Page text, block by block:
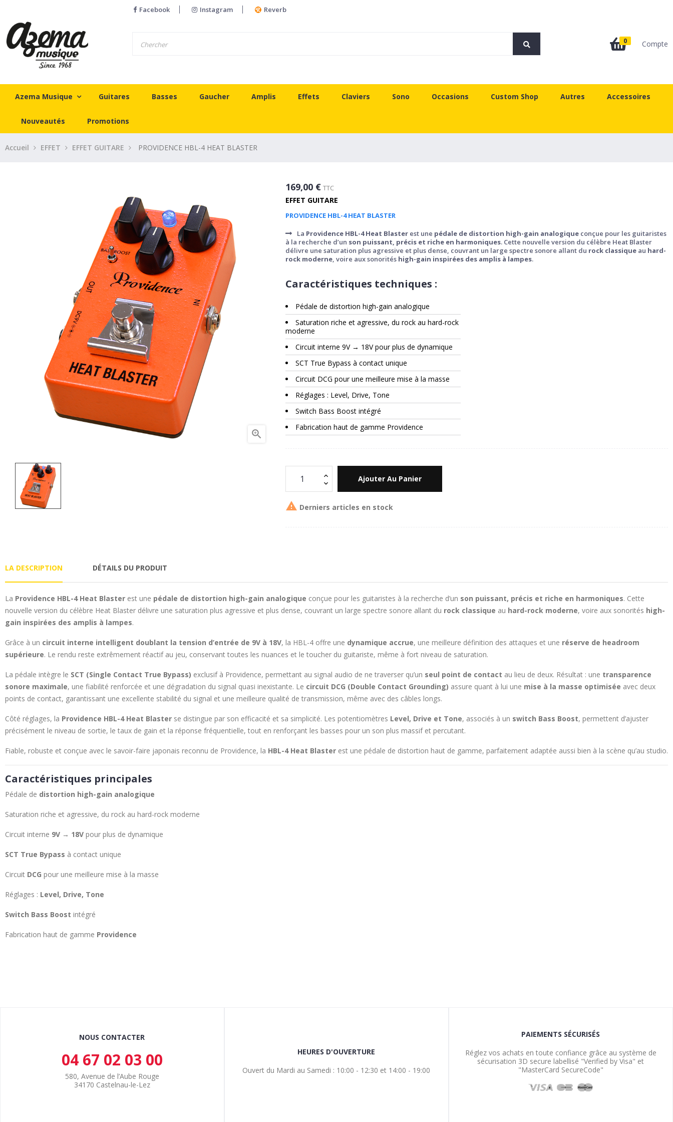
Facebook Instagram Reverb
0 Compte
Azema Musique Guitares Basses Gaucher Amplis Effets Claviers Sono Occasions Custom Shop Autres Accessoires
Nouveautés Promotions
Accueil EFFET EFFET GUITARE PROVIDENCE HBL-4 HEAT BLASTER

169,00 € TTC
EFFET GUITARE
PROVIDENCE HBL-4 HEAT BLASTER
La Providence HBL-4 Heat Blaster est une pédale de distortion high-gain analogique conçue pour les guitaristes
à la recherche d’un son puissant, précis et riche en harmoniques. Cette nouvelle version du célèbre Heat Blaster
délivre une saturation plus agressive et plus dense, couvrant un large spectre sonore allant du rock classique au hard-
rock moderne, voire aux sonorités high-gain inspirées des amplis à lampes.
Caractéristiques techniques :
Pédale de distortion high-gain analogique
Saturation riche et agressive, du rock au hard-rock
moderne
Circuit interne 9V → 18V pour plus de dynamique
SCT True Bypass à contact unique
Circuit DCG pour une meilleure mise à la masse
Réglages : Level, Drive, Tone
Switch Bass Boost intégré
Fabrication haut de gamme Providence
Ajouter Au Panier
 Derniers articles en stock
LA DESCRIPTION DÉTAILS DU PRODUIT
La Providence HBL-4 Heat Blaster est une pédale de distortion high-gain analogique conçue pour les guitaristes à la recherche d’un son puissant, précis et riche en harmoniques. Cette
nouvelle version du célèbre Heat Blaster délivre une saturation plus agressive et plus dense, couvrant un large spectre sonore allant du rock classique au hard-rock moderne, voire aux sonorités high-
gain inspirées des amplis à lampes.
Grâce à un circuit interne intelligent doublant la tension d’entrée de 9V à 18V, la HBL-4 offre une dynamique accrue, une meilleure définition des attaques et une réserve de headroom
supérieure. Le rendu reste extrêmement réactif au jeu, conservant toutes les nuances et le toucher du guitariste, même à fort niveau de saturation.
La pédale intègre le SCT (Single Contact True Bypass) exclusif à Providence, permettant au signal audio de ne traverser qu’un seul point de contact au lieu de deux. Résultat : une transparence
sonore maximale, une fiabilité renforcée et une dégradation du signal quasi inexistante. Le circuit DCG (Double Contact Grounding) assure quant à lui une mise à la masse optimisée avec deux
points de contact, garantissant une excellente stabilité du signal et une meilleure qualité de transmission, même avec des câbles longs.
Côté réglages, la Providence HBL-4 Heat Blaster se distingue par son efficacité et sa simplicité. Les potentiomètres Level, Drive et Tone, associés à un switch Bass Boost, permettent d’ajuster
précisément le niveau de sortie, le taux de gain et la réponse fréquentielle, tout en renforçant les basses pour un son plus massif et percutant.
Fiable, robuste et conçue avec le savoir-faire japonais reconnu de Providence, la HBL-4 Heat Blaster est une pédale de distortion haut de gamme, parfaitement adaptée aussi bien à la scène qu’au studio.
Caractéristiques principales
Pédale de distortion high-gain analogique
Saturation riche et agressive, du rock au hard-rock moderne
Circuit interne 9V → 18V pour plus de dynamique
SCT True Bypass à contact unique
Circuit DCG pour une meilleure mise à la masse
Réglages : Level, Drive, Tone
Switch Bass Boost intégré
Fabrication haut de gamme Providence
NOUS CONTACTER
04 67 02 03 00
580, Avenue de l’Aube Rouge
34170 Castelnau-le-Lez
HEURES D'OUVERTURE
Ouvert du Mardi au Samedi : 10:00 - 12:30 et 14:00 - 19:00
PAIEMENTS SÉCURISÉS
Réglez vos achats en toute confiance grâce au système de
sécurisation 3D secure labellisé "Verified by Visa" et
"MasterCard SecureCode"